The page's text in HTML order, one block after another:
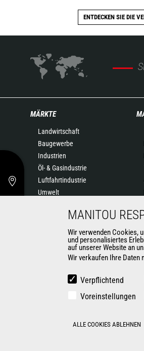
ENTDECKEN SIE DIE
MÄRKTE
Landwirtschaft
Baugewerbe
Industrien
Öl- & Gasindustrie
Luftfahrtindustrie
Umwelt
MANITOU
Wir verwenden Cookies,
und personalisiertes
auf unserer Website an
Wir verkaufen Ihre Daten
Verpflichtend
Voreinstellungen
ALLE COOKIES ABLEHNEN